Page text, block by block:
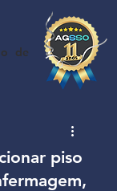
de
piso